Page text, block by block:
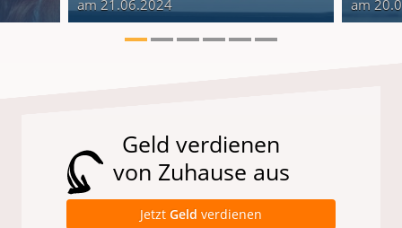
am 21.06.2024 am
Geld verdienen
von Zuhause aus
Jetzt Geld verdienen